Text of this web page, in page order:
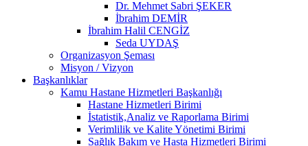
Dr. Mehmet Sabri ŞEKER
İbrahim DEMİR
İbrahim Halil CENGİZ
Seda UYDAŞ
Organizasyon Şeması
Misyon / Vizyon
Başkanlıklar
Kamu Hastane Hizmetleri Başkanlığı
Hastane Hizmetleri Birimi
İstatistik,Analiz ve Raporlama Birimi
Verimlilik ve Kalite Yönetimi Birimi
Sağlık Bakım ve Hasta Hizmetleri Birimi